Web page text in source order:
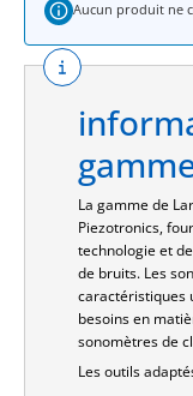
Sonomètres
Dosimètres
Kit dosimètres
Sonomètres –
Aucun produit ne
La gamme de
Piezotronics,
technologie et
de bruits. Les
caractéristiques
besoins en
sonomètres de
Les outils